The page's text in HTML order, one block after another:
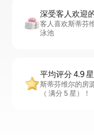
深受客人欢迎
客人喜欢斯蒂芬
泳池
平均评分 4.9 星
斯蒂芬维尔的房
（ 满分 5 星）！